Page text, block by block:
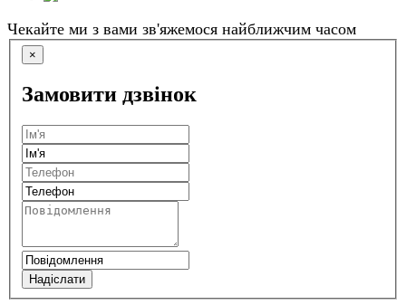
Чекайте ми з вами зв'яжемося найближчим часом
×
Замовити дзвінок
Надіслати